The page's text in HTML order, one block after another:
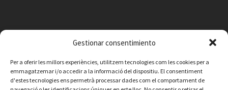
Gestionar consentimiento
Per a oferir les millors experiències, utilitzem tecnologies com les cookies per a
emmagatzemar i/o accedir a la informació del dispositiu. El consentiment
d'estes tecnologies ens permetrà processar dades com el comportament de